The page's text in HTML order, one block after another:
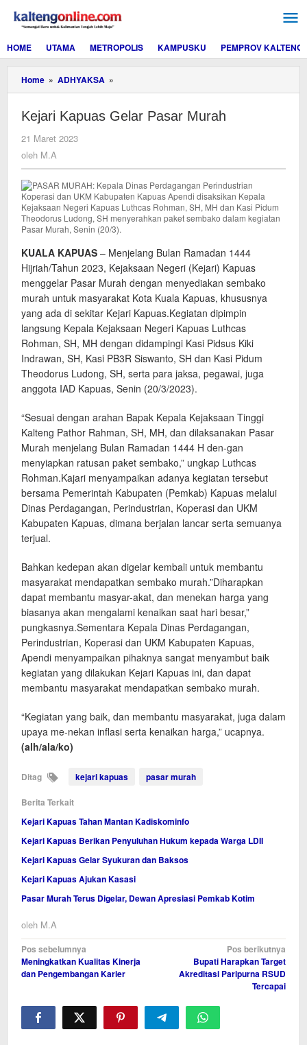
konten
HOME
UTAMA METROPOLIS KAMPUSKU PEMPROV KALTENG
Home » ADHYAKSA »
Kapuas
Pasar
Kejari Kapuas Gelar Pasar Murah
21 Maret 2023
oleh M.A
KUALA KAPUAS – Menjelang Bulan Ramadan 1444
Hijriah/Tahun 2023, Kejaksaan Negeri (Kejari) Kapuas
menggelar Pasar Murah dengan menyediakan sembako
murah untuk masyarakat Kota Kuala Kapuas, khususnya
yang ada di sekitar Kejari Kapuas.Kegiatan dipimpin
langsung Kepala Kejaksaan Negeri Kapuas Luthcas
Rohman, SH, MH dengan didampingi Kasi Pidsus Kiki
Indrawan, SH, Kasi PB3R Siswanto, SH dan Kasi Pidum
Theodorus Ludong, SH, serta para jaksa, pegawai, juga
anggota IAD Kapuas, Senin (20/3/2023).
“Sesuai dengan arahan Bapak Kepala Kejaksaan Tinggi
Kalteng Pathor Rahman, SH, MH, dan dilaksanakan Pasar
Murah menjelang Bulan Ramadan 1444 H den-gan
menyiapkan ratusan paket sembako,” ungkap Luthcas
Rohman.Kajari menyampaikan adanya kegiatan tersebut
bersama Pemerintah Kabupaten (Pemkab) Kapuas melalui
Dinas Perdagangan, Perindustrian, Koperasi dan UKM
Kabupaten Kapuas, dimana berjalan lancar serta semuanya
terjual.
Bahkan kedepan akan digelar kembali untuk membantu
masyarakat mendapatkan sembako murah.”Diharapkan
dapat membantu masyar-akat, dan menekan harga yang
biasanya akan mengalami kenaikan saat hari besar,”
pungkasnya.Sementara Kepala Dinas Perdagangan,
Perindustrian, Koperasi dan UKM Kabupaten Kapuas,
Apendi menyampaikan pihaknya sangat menyambut baik
kegiatan yang dilakukan Kejari Kapuas ini, dan dapat
membantu masyarakat mendapatkan sembako murah.
“Kegiatan yang baik, dan membantu masyarakat, juga dalam
upaya me-nekan inflasi serta kenaikan harga,” ucapnya.
(alh/ala/ko)
Ditag kejari kapuas pasar murah
Berita Terkait
Kejari Kapuas Tahan Mantan Kadiskominfo
Kejari Kapuas Berikan Penyuluhan Hukum kepada Warga LDII
Kejari Kapuas Gelar Syukuran dan Baksos
Kejari Kapuas Ajukan Kasasi
Pasar Murah Terus Digelar, Dewan Apresiasi Pemkab Kotim
oleh M.A
Navigasi
pos
Pos sebelumnya
Meningkatkan Kualitas Kinerja
dan Pengembangan Karier
Pos berikutnya
Bupati Harapkan Target
Akreditasi Paripurna RSUD
Tercapai